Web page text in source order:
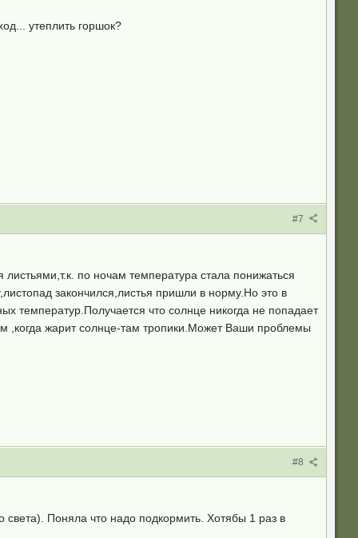
утеплить горшок?
#7
по ночам температура стала понижаться
закончился,листья пришли в норму.Но это в
температур.Получается что солнце никогда не попадает
,когда жарит солнце-там тропики.Может Ваши проблемы
#8
Поняла что надо подкормить. Хотябы 1 раз в